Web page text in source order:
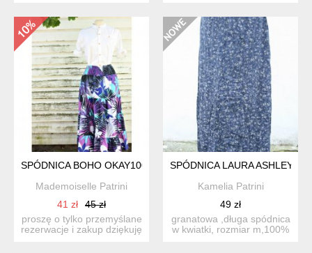
SPÓDNICA BOHO OKAY100% COTTON
Mademoiselle Patrini
41 zł
45 zł
proszę o tylko przemyślane
rezerwacje i zakup dziękuję
SPÓDNICA LAURA ASHLEY
Kamelia Patrini
49 zł
granatowa ,długa spódnica
w kwiatki, rozmiar m,100%